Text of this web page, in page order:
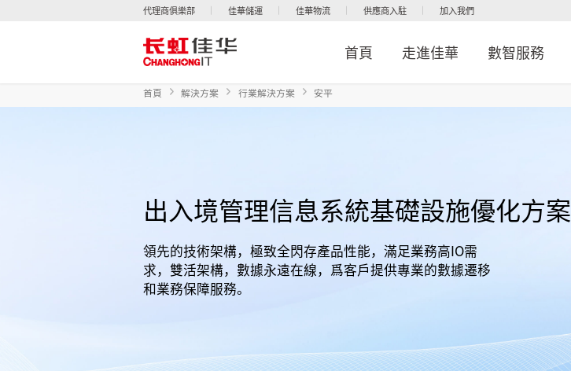
代理商俱樂部 佳華儲運 佳華物流 供應商入駐 加入我們
首頁 走進佳華 數智服務
首頁 解決方案 行業解決方案 安平
出入境管理信息系統基礎設施優化方案
領先的技術架構，極致全閃存產品性能，滿足業務高IO需
求，雙活架構，數據永遠在線，爲客戶提供專業的數據遷移
和業務保障服務。